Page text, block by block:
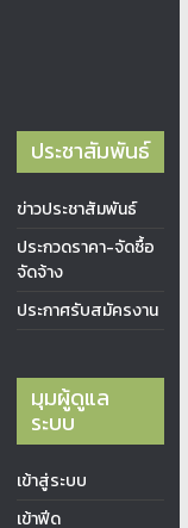
ประชาสัมพันธ์
ข่าวประชาสัมพันธ์
ประกวดราคา-จัดซื้อ
จัดจ้าง
ประกาศรับสมัครงาน
มุมผู้ดูแล
ระบบ
เข้าสู่ระบบ
เข้าฟีด